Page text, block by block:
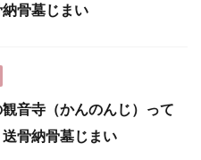
骨墓じまい
音寺（かんのんじ）って
骨納骨墓じまい